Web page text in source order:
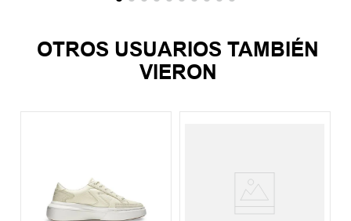
OTROS USUARIOS TAMBIÉN
VIERON